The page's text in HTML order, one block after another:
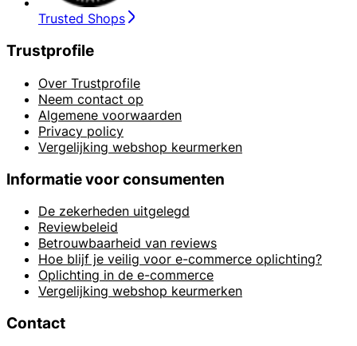
Trusted Shops
Trustprofile
Over Trustprofile
Neem contact op
Algemene voorwaarden
Privacy policy
Vergelijking webshop keurmerken
Informatie voor consumenten
De zekerheden uitgelegd
Reviewbeleid
Betrouwbaarheid van reviews
Hoe blijf je veilig voor e-commerce oplichting?
Oplichting in de e-commerce
Vergelijking webshop keurmerken
Contact